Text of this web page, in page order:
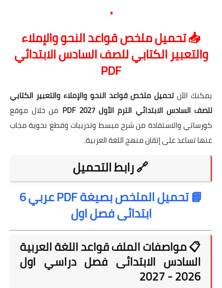
.
📥 تحميل ملخص قواعد النحو والإملاء
والتعبير الكتابي للصف السادس الابتدائي
PDF
يمكنك الآن تحميل ملخص قواعد النحو والإملاء والتعبير الكتابي
للصف السادس الابتدائي الترم الأول 2027 PDF
من خلال موقع
كورساتي والاستفادة من شرح مبسط وتدريبات وقطع نحوية مجاب
عنها تساعد على إتقان منهج اللغة العربية.
🔗 رابط التحميل
📘 تحميل الملخص بصيغة PDF عربي 6
ابتدائى فصل اول
📋 مواصفات الملف قواعد اللغة العربية
السادس الابتدائى فصل دراسي اول
2026 - 2027